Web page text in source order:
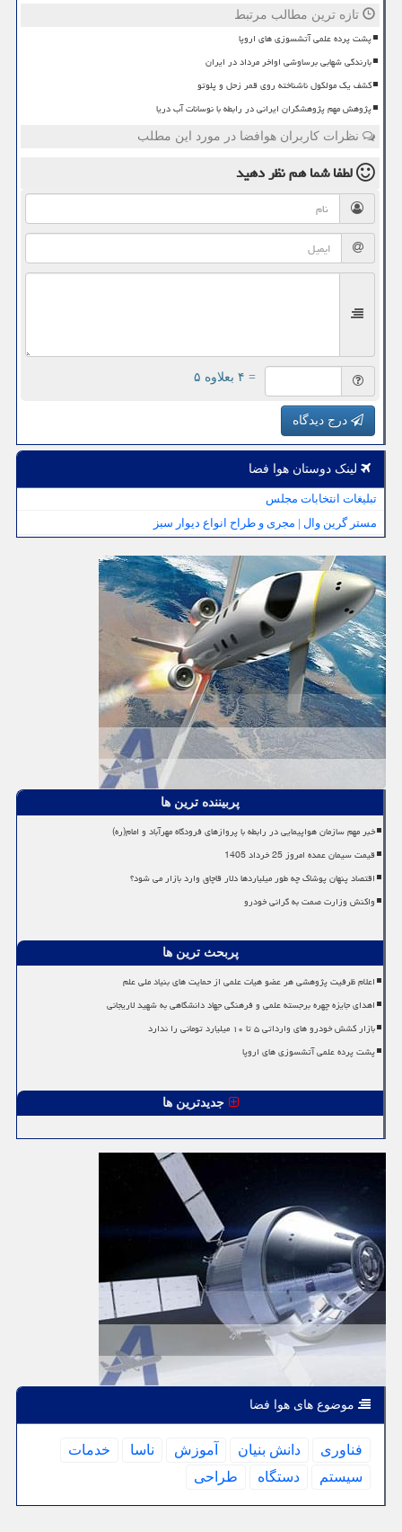
تازه ترین مطالب مرتبط
پشت پرده علمی آتشسوزی های اروپا
بارندگی شهابی برساوشی اواخر مرداد در ایران
کشف یک مولکول ناشناخته روی قمر زحل و پلوتو
پژوهش مهم پژوهشگران ایرانی در رابطه با نوسانات آب دریا
نظرات کاربران هوافضا در مورد این مطلب
لطفا شما همنظر دهید
= ۴ بعلاوه ۵
درج دیدگاه
لینک دوستان هوا فضا
تبلیغات انتخابات مجلس
مستر گرین وال | مجری و طراح انواع دیوار سبز
پربیننده ترین ها
خبر مهم سازمان هواپیمایی در رابطه با پروازهای فرودگاه مهرآباد و امام(ره)
قیمت سیمان عمده امروز 25 خرداد 1405
اقتصاد پنهان پوشاک چه طور میلیاردها دلار قاچاق وارد بازار می شود؟
واکنش وزارت صمت به گرانی خودرو
پربحث ترین ها
اعلام ظرفیت پژوهشی هر عضو هیات علمی از حمایت های بنیاد ملی علم
اهدای جایزه چهره برجسته علمی و فرهنگی جهاد دانشگاهی به شهید لاریجانی
بازار کشش خودرو های وارداتی ۵ تا ۱۰ میلیارد تومانی را ندارد
پشت پرده علمی آتشسوزی های اروپا
جدیدترین ها
موضوع های هوا فضا
فناوری دانش بنیان آموزش ناسا
خدمات
سیستم
دستگاه طراحی